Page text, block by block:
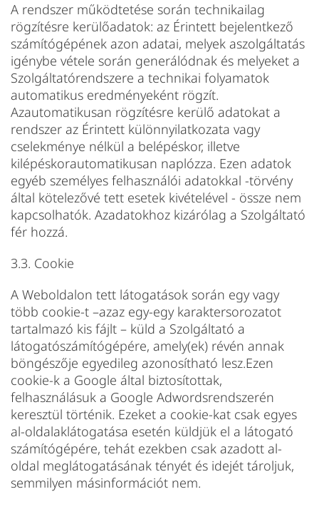
A rendszer működtetése során technikailag
rögzítésre kerülőadatok: az Érintett bejelentkező
számítógépének azon adatai, melyek aszolgáltatás
igénybe vétele során generálódnak és melyeket a
Szolgáltatórendszere a technikai folyamatok
automatikus eredményeként rögzít.
Azautomatikusan rögzítésre kerülő adatokat a
rendszer az Érintett különnyilatkozata vagy
cselekménye nélkül a belépéskor, illetve
kilépéskorautomatikusan naplózza. Ezen adatok
egyéb személyes felhasználói adatokkal -törvény
által kötelezővé tett esetek kivételével - össze nem
kapcsolhatók. Azadatokhoz kizárólag a Szolgáltató
fér hozzá.
3.3. Cookie
A Weboldalon tett látogatások során egy vagy
több cookie-t –azaz egy-egy karaktersorozatot
tartalmazó kis fájlt – küld a Szolgáltató a
látogatószámítógépére, amely(ek) révén annak
böngészője egyedileg azonosítható lesz.Ezen
cookie-k a Google által biztosítottak,
felhasználásuk a Google Adwordsrendszerén
keresztül történik. Ezeket a cookie-kat csak egyes
al-oldalaklátogatása esetén küldjük el a látogató
számítógépére, tehát ezekben csak azadott al-
oldal meglátogatásának tényét és idejét tároljuk,
semmilyen másinformációt nem.